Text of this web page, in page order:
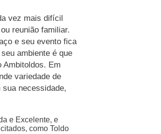
vez mais difícil
reunião familiar.
e seu evento fica
ambiente é que
Ambitoldos. Em
variedade de
necessidade,
e Excelente, e
como Toldo